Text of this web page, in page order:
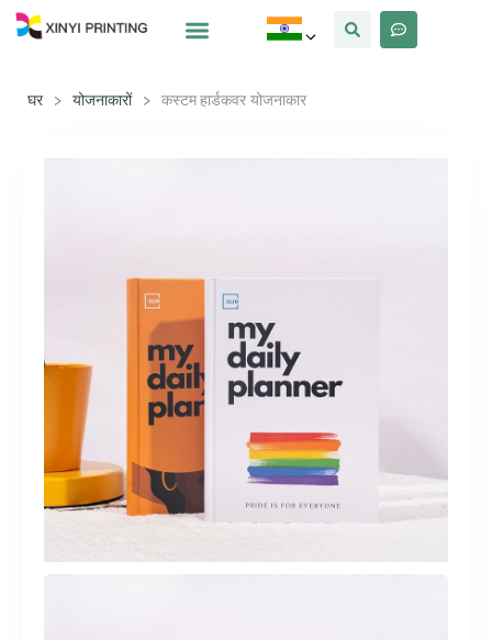
घर > योजनाकारों > कस्टम हार्डकवर योजनाकार